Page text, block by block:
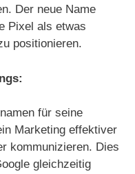
Der neue Name
Pixel als etwas
positionieren.
für seine
Marketing effektiver
kommunizieren. Dies
gleichzeitig